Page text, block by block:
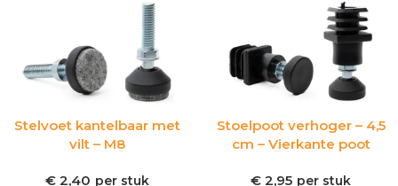
Stelvoet kantelbaar met
vilt – M8
€ 2,40 per stuk
Stoelpoot verhoger – 4,5
cm – Vierkante poot
€ 2,95 per stuk